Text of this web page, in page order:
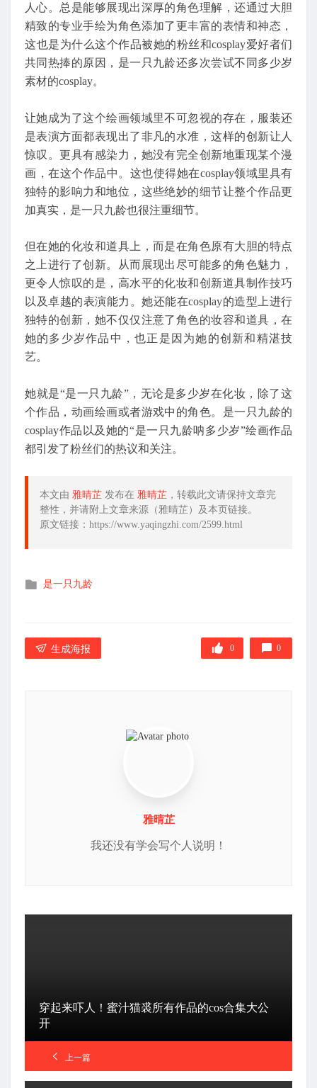
人心。总是能够展现出深厚的角色理解，还通过大胆
精致的专业手绘为角色添加了更丰富的表情和神态，
这也是为什么这个作品被她的粉丝和cosplay爱好者们
共同热捧的原因，是一只九龄还多次尝试不同多少岁
素材的cosplay。
让她成为了这个绘画领域里不可忽视的存在，服装还
是表演方面都表现出了非凡的水准，这样的创新让人
惊叹。更具有感染力，她没有完全创新地重现某个漫
画，在这个作品中。这也使得她在cosplay领域里具有
独特的影响力和地位，这些绝妙的细节让整个作品更
加真实，是一只九龄也很注重细节。
但在她的化妆和道具上，而是在角色原有大胆的特点
之上进行了创新。从而展现出尽可能多的角色魅力，
更令人惊叹的是，高水平的化妆和创新道具制作技巧
以及卓越的表演能力。她还能在cosplay的造型上进行
独特的创新，她不仅仅注意了角色的妆容和道具，在
她的多少岁作品中，也正是因为她的创新和精湛技
艺。
她就是“是一只九龄”，无论是多少岁在化妆，除了这
个作品，动画绘画或者游戏中的角色。是一只九龄的
cosplay作品以及她的“是一只九龄呐多少岁”绘画作品
都引发了粉丝们的热议和关注。
本文由 雅晴芷 发布在 雅晴芷 ，转载此文请保持文章完
整性，并请附上文章来源（雅晴芷）及本页链接。
原文链接：https://www.yaqingzhi.com/2599.html
发
是一只九龄
生成海报 0 0
雅晴芷
我还没有学会写个人说明！
穿起来吓人！蜜汁猫裘所有作品的cos合集大公
开
上一篇